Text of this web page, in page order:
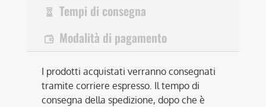
Tempi di consegna
Modalità di pagamento
I prodotti acquistati verranno consegnati
tramite corriere espresso. Il tempo di
consegna della spedizione, dopo che è